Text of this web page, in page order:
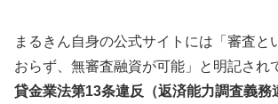
まるきん自身の公式サイトには「審査と
おらず、無審査融資が可能」と明記され
貸金業法第13条違反（返済能力調査義務